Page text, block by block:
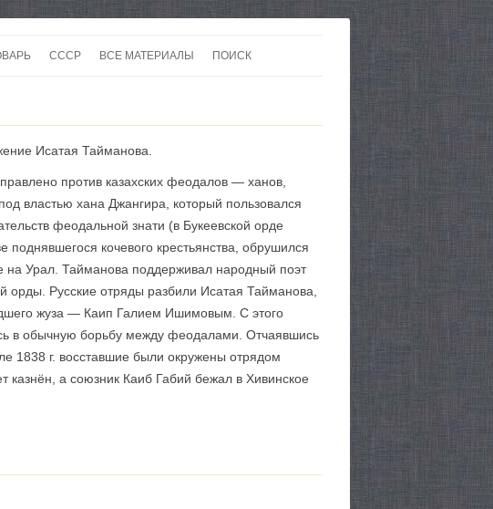
СССР
ВОЙНЫ
ВСЕ МАТЕРИАЛЫ ПОИСК
Исатая Тайманова.
против казахских феодалов — ханов,
властью хана Джангира, который пользовался
феодальной знати (в Букеевской орде
кочевого крестьянства, обрушился
на Урал. Тайманова поддерживал народный поэт
орды. Русские отряды разбили Исатая Тайманова,
жуза — Каип Галием Ишимовым. С этого
в обычную борьбу между феодалами. Отчаявшись
1838 г. восставшие были окружены отрядом
казнён, а союзник Каиб Габий бежал в Хивинское